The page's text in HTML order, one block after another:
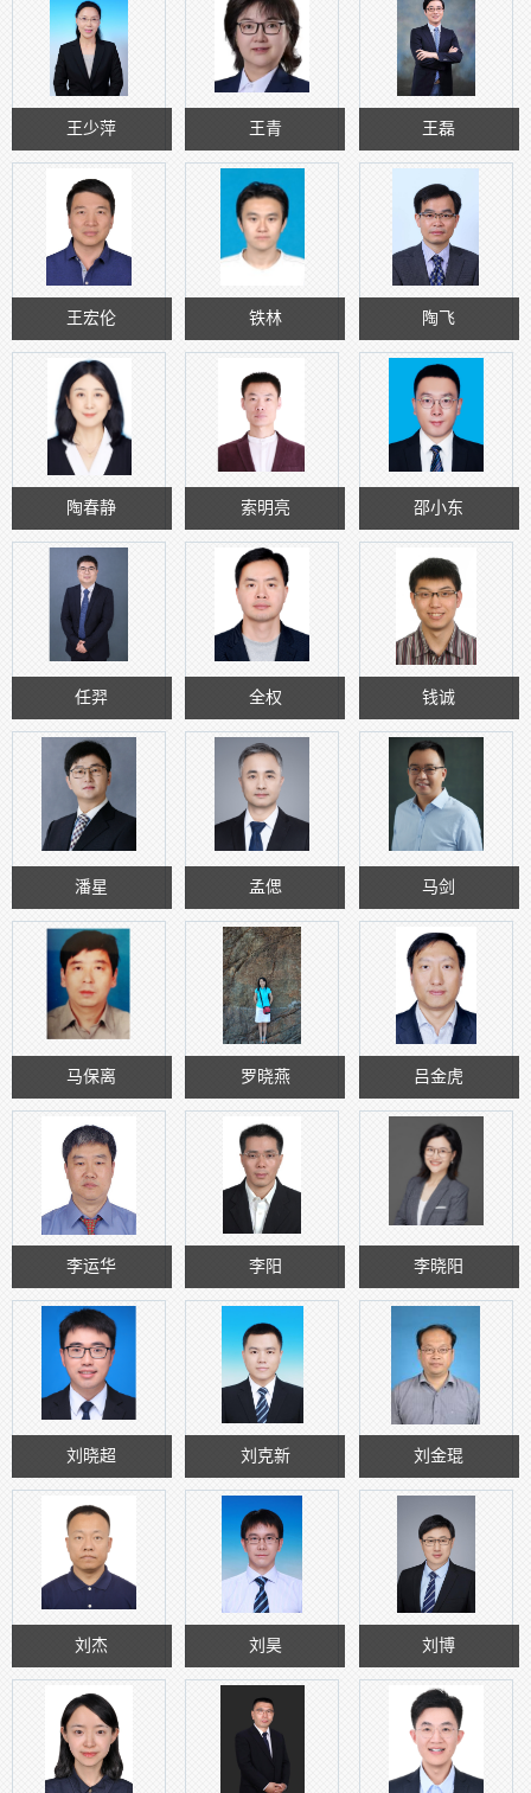
王少萍 王青 王磊
王宏伦 铁林 陶飞
陶春静 索明亮 邵小东
任羿 全权 钱诚
潘星 孟偲 马剑
马保离 罗晓燕 吕金虎
李运华 李阳 李晓阳
刘晓超 刘克新 刘金琨
刘杰 刘昊 刘博